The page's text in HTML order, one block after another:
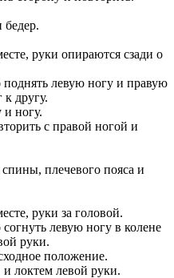
руки опираются сзади о
левую ногу и правую
другу.
ногу.
с правой ногой и
плечевого пояса и
руки за головой.
левую ногу в колене
руки.
положение.
локтем левой руки.